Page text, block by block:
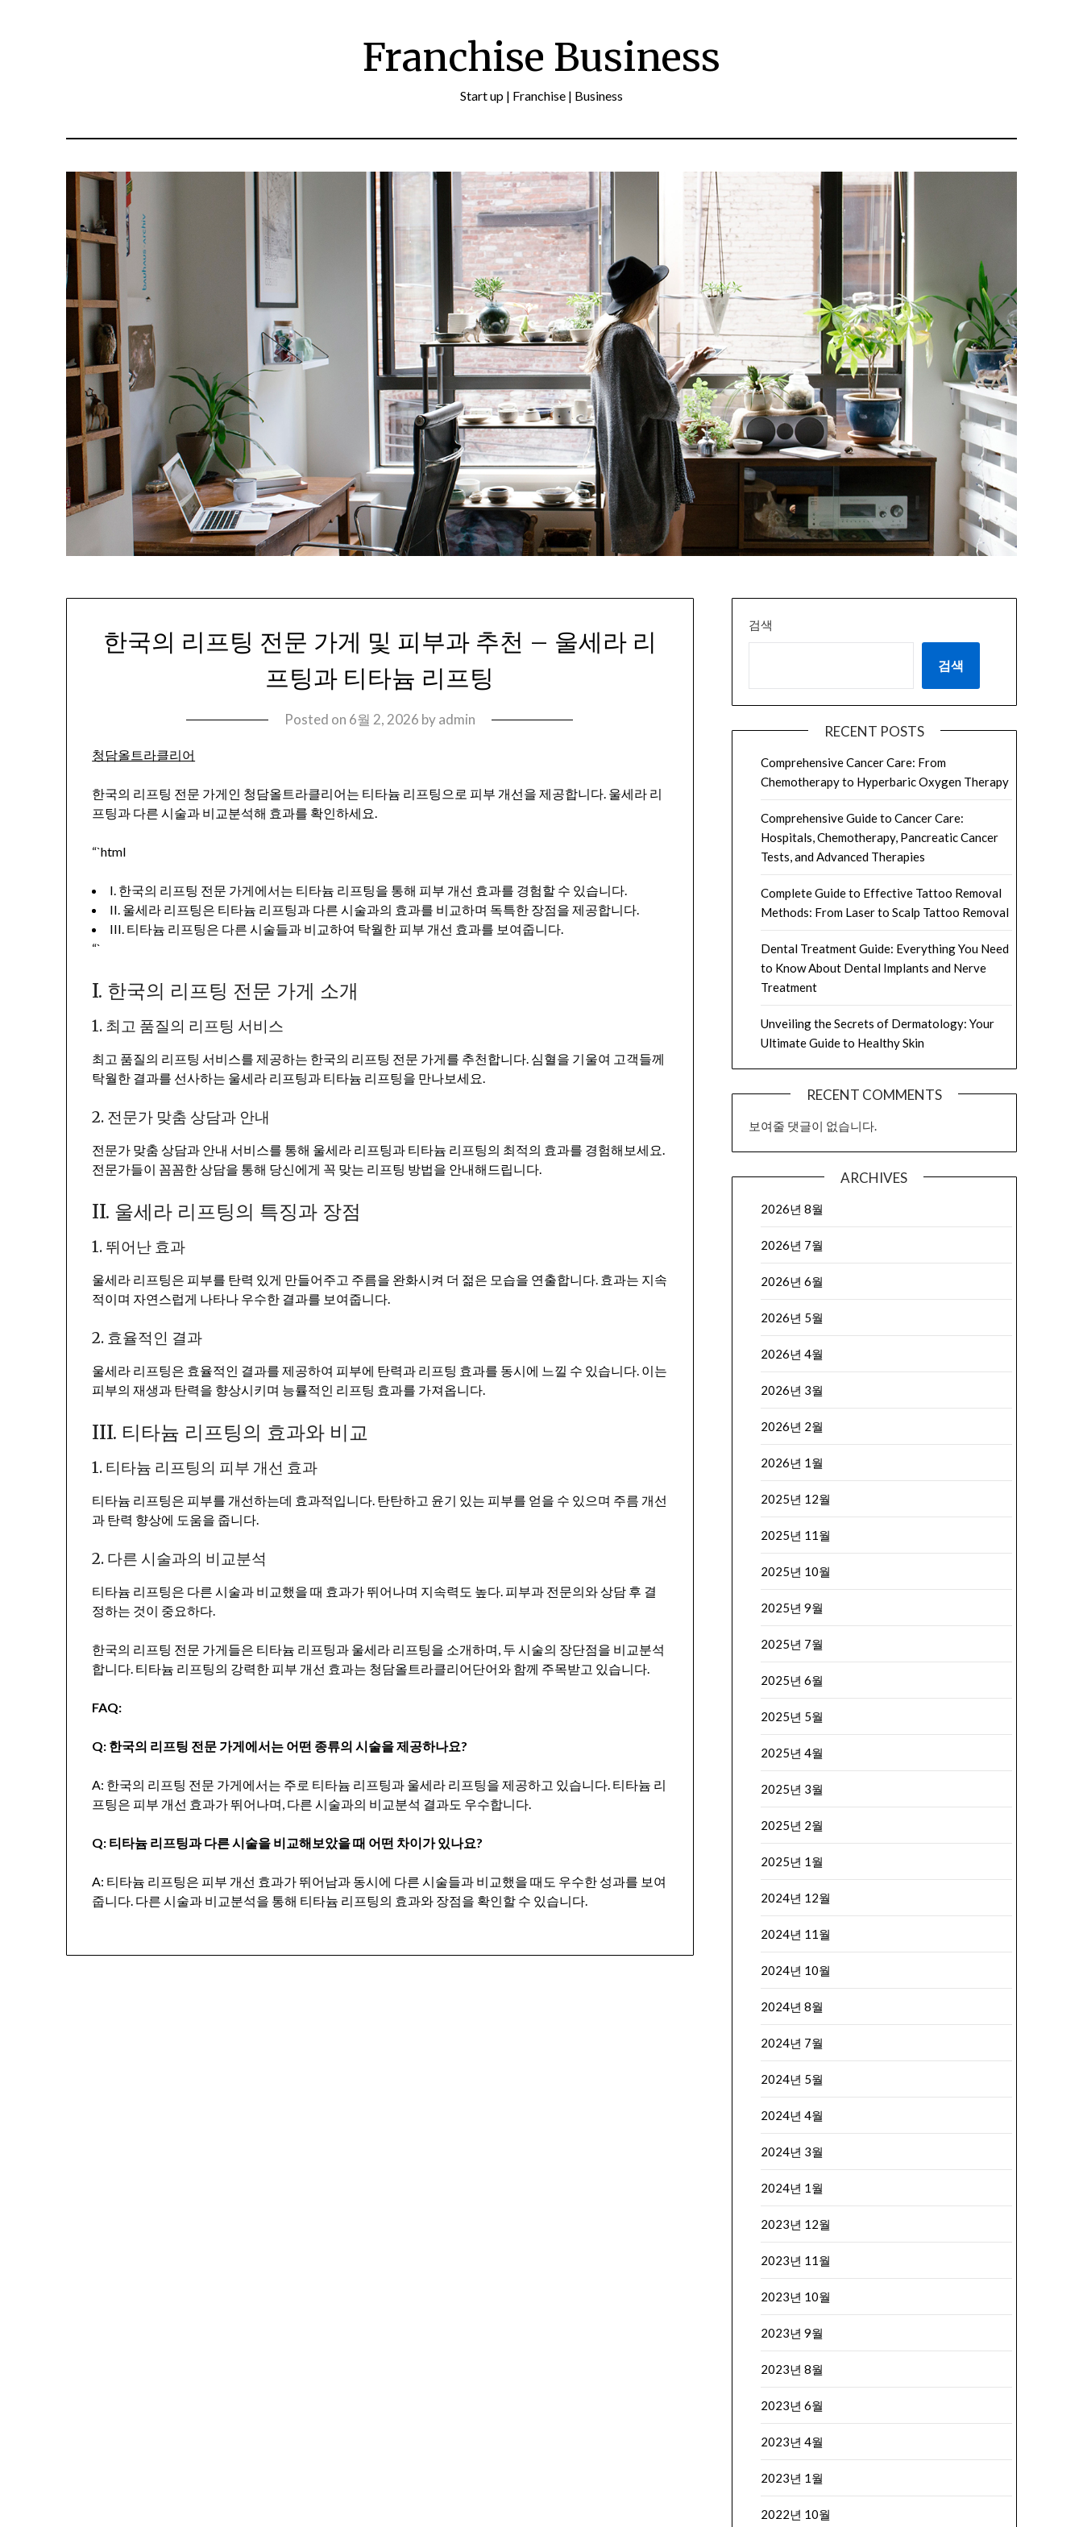
Franchise Business
Start up | Franchise | Business
한국의 리프팅 전문 가게 및 피부과 추천 – 울세라 리
프팅과 티타늄 리프팅
Posted on 6월 2, 2026 byadmin
청담올트라클리어
한국의 리프팅 전문 가게인 청담올트라클리어는 티타늄 리프팅으로 피부 개선을 제공합니다. 울세라 리
프팅과 다른 시술과 비교분석해 효과를 확인하세요.
“`html
I. 한국의 리프팅 전문 가게에서는 티타늄 리프팅을 통해 피부 개선 효과를 경험할 수 있습니다.
II. 울세라 리프팅은 티타늄 리프팅과 다른 시술과의 효과를 비교하며 독특한 장점을 제공합니다.
III. 티타늄 리프팅은 다른 시술들과 비교하여 탁월한 피부 개선 효과를 보여줍니다.
“`
I. 한국의 리프팅 전문 가게 소개
1. 최고 품질의 리프팅 서비스
최고 품질의 리프팅 서비스를 제공하는 한국의 리프팅 전문 가게를 추천합니다. 심혈을 기울여 고객들께
탁월한 결과를 선사하는 울세라 리프팅과 티타늄 리프팅을 만나보세요.
2. 전문가 맞춤 상담과 안내
전문가 맞춤 상담과 안내 서비스를 통해 울세라 리프팅과 티타늄 리프팅의 최적의 효과를 경험해보세요.
전문가들이 꼼꼼한 상담을 통해 당신에게 꼭 맞는 리프팅 방법을 안내해드립니다.
II. 울세라 리프팅의 특징과 장점
1. 뛰어난 효과
울세라 리프팅은 피부를 탄력 있게 만들어주고 주름을 완화시켜 더 젊은 모습을 연출합니다. 효과는 지속
적이며 자연스럽게 나타나 우수한 결과를 보여줍니다.
2. 효율적인 결과
울세라 리프팅은 효율적인 결과를 제공하여 피부에 탄력과 리프팅 효과를 동시에 느낄 수 있습니다. 이는
피부의 재생과 탄력을 향상시키며 능률적인 리프팅 효과를 가져옵니다.
III. 티타늄 리프팅의 효과와 비교
1. 티타늄 리프팅의 피부 개선 효과
티타늄 리프팅은 피부를 개선하는데 효과적입니다. 탄탄하고 윤기 있는 피부를 얻을 수 있으며 주름 개선
과 탄력 향상에 도움을 줍니다.
2. 다른 시술과의 비교분석
티타늄 리프팅은 다른 시술과 비교했을 때 효과가 뛰어나며 지속력도 높다. 피부과 전문의와 상담 후 결
정하는 것이 중요하다.
한국의 리프팅 전문 가게들은 티타늄 리프팅과 울세라 리프팅을 소개하며, 두 시술의 장단점을 비교분석
합니다. 티타늄 리프팅의 강력한 피부 개선 효과는 청담올트라클리어단어와 함께 주목받고 있습니다.
FAQ:
Q: 한국의 리프팅 전문 가게에서는 어떤 종류의 시술을 제공하나요?
A: 한국의 리프팅 전문 가게에서는 주로 티타늄 리프팅과 울세라 리프팅을 제공하고 있습니다. 티타늄 리
프팅은 피부 개선 효과가 뛰어나며, 다른 시술과의 비교분석 결과도 우수합니다.
Q: 티타늄 리프팅과 다른 시술을 비교해보았을 때 어떤 차이가 있나요?
A: 티타늄 리프팅은 피부 개선 효과가 뛰어남과 동시에 다른 시술들과 비교했을 때도 우수한 성과를 보여
줍니다. 다른 시술과 비교분석을 통해 티타늄 리프팅의 효과와 장점을 확인할 수 있습니다.
검색
검색
RECENT POSTS
Comprehensive Cancer Care: From
Chemotherapy to Hyperbaric Oxygen Therapy
Comprehensive Guide to Cancer Care:
Hospitals, Chemotherapy, Pancreatic Cancer
Tests, and Advanced Therapies
Complete Guide to Effective Tattoo Removal
Methods: From Laser to Scalp Tattoo Removal
Dental Treatment Guide: Everything You Need
to Know About Dental Implants and Nerve
Treatment
Unveiling the Secrets of Dermatology: Your
Ultimate Guide to Healthy Skin
RECENT COMMENTS
보여줄 댓글이 없습니다.
ARCHIVES
2026년 8월
2026년 7월
2026년 6월
2026년 5월
2026년 4월
2026년 3월
2026년 2월
2026년 1월
2025년 12월
2025년 11월
2025년 10월
2025년 9월
2025년 7월
2025년 6월
2025년 5월
2025년 4월
2025년 3월
2025년 2월
2025년 1월
2024년 12월
2024년 11월
2024년 10월
2024년 8월
2024년 7월
2024년 5월
2024년 4월
2024년 3월
2024년 1월
2023년 12월
2023년 11월
2023년 10월
2023년 9월
2023년 8월
2023년 6월
2023년 4월
2023년 1월
2022년 10월